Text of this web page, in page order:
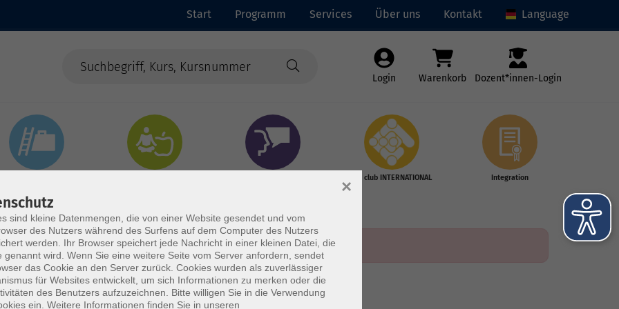
Start Programm Services Über uns Kontakt Language
Login Warenkorb Dozent*innen-Login
vhs club INTERNATIONAL Integration
sind kleine Datenmengen, die von einer Website gesendet und vom
des Nutzers während des Surfens auf dem Computer des Nutzers
werden. Ihr Browser speichert jede Nachricht in einer kleinen Datei, die
genannt wird. Wenn Sie eine weitere Seite vom Server anfordern, sendet
das Cookie an den Server zurück. Cookies wurden als zuverlässiger
für Websites entwickelt, um sich Informationen zu merken oder die
des Benutzers aufzuzeichnen. Bitte willigen Sie in die Verwendung
ein. Weitere Informationen finden Sie in unseren
×